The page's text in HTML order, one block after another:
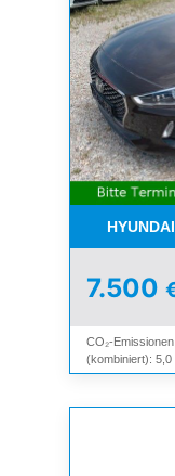
7.500
CO₂-
(kombiniert): 5,0